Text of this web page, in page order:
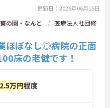
更新日：2026年06月15日
の園・なんと
医療法人社団修
ほぼなし◎病院の正面
床の老健です！
万円程度